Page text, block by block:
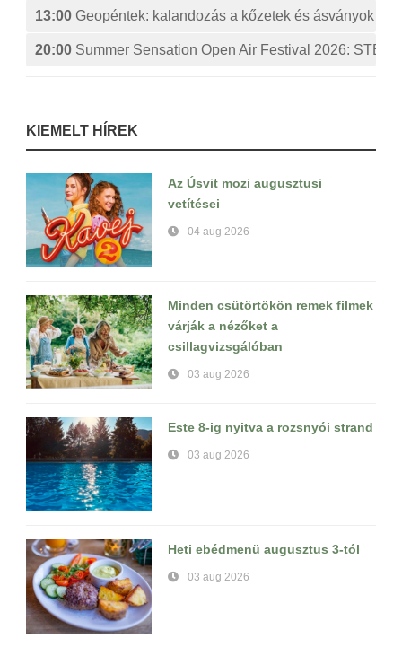
13:00 Geopéntek: kalandozás a kőzetek és ásványok
20:00 Summer Sensation Open Air Festival 2026:
KIEMELT HÍREK
Az Úsvit mozi augusztusi
vetítései
04 aug 2026
Minden csütörtökön remek filmek
várják a nézőket a
csillagvizsgálóban
03 aug 2026
Este 8-ig nyitva a rozsnyói strand
03 aug 2026
Heti ebédmenü augusztus 3-tól
03 aug 2026